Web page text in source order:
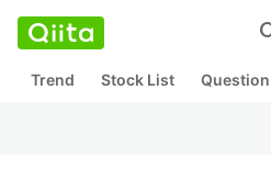
Trend Stock List Question